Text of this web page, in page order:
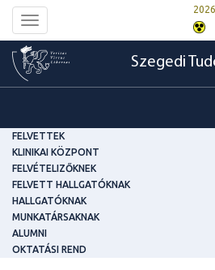
Toggle
navigation
Szegedi
FELVETTEK
KLINIKAI KÖZPONT
FELVÉTELIZŐKNEK
FELVETT HALLGATÓKNAK
HALLGATÓKNAK
MUNKATÁRSAKNAK
ALUMNI
OKTATÁSI REND